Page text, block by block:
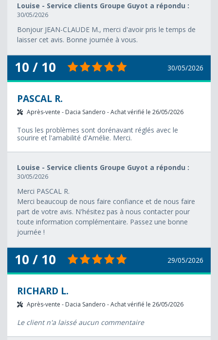
Louise - Service clients Groupe Guyot a répondu :
30/05/2026
Bonjour JEAN-CLAUDE M., merci d'avoir pris le temps de
laisser cet avis. Bonne journée à vous.
10 / 10 30/05/2026
PASCAL R.
Après-vente - Dacia Sandero - Achat vérifié le 26/05/2026
Tous les problèmes sont dorénavant réglés avec le
sourire et l'amabilité d'Amélie. Merci.
Louise - Service clients Groupe Guyot a répondu :
30/05/2026
Merci PASCAL R.
Merci beaucoup de nous faire confiance et de nous faire
part de votre avis. N'hésitez pas à nous contacter pour
toute information complémentaire. Passez une bonne
journée !
10 / 10 29/05/2026
RICHARD L.
Après-vente - Dacia Sandero - Achat vérifié le 26/05/2026
Le client n'a laissé aucun commentaire